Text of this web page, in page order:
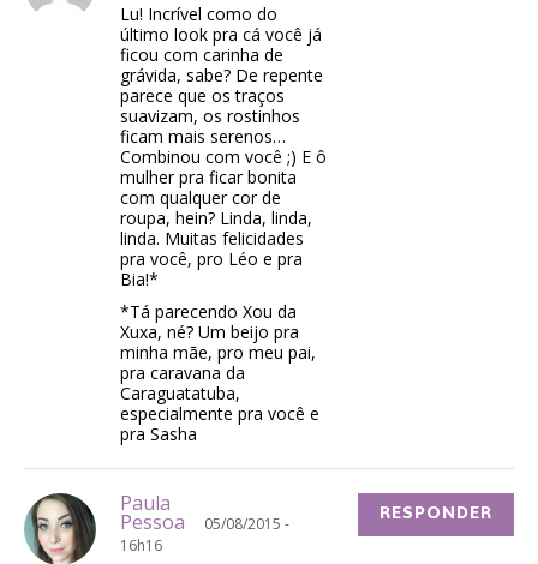
Lu! Incrível como do
último look pra cá você já
ficou com carinha de
grávida, sabe? De repente
parece que os traços
suavizam, os rostinhos
ficam mais serenos…
Combinou com você ;) E ô
mulher pra ficar bonita
com qualquer cor de
roupa, hein? Linda, linda,
linda. Muitas felicidades
pra você, pro Léo e pra
Bia!*
*Tá parecendo Xou da
Xuxa, né? Um beijo pra
minha mãe, pro meu pai,
pra caravana da
Caraguatatuba,
especialmente pra você e
pra Sasha
Paula
Pessoa
05/08/2015 -
16h16
RESPONDER